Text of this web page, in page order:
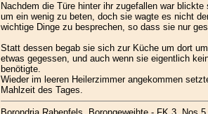
Nachdem die Türe hinter ihr zugefallen war
um ein wenig zu beten, doch sie wagte es nicht
wichtige Dinge zu besprechen, so dass sie nur
Statt dessen begab sie sich zur Küche um dort
etwas gegessen, und auch wenn sie eigentlich
benötigte.
Wieder im leeren Heilerzimmer angekommen
Mahlzeit des Tages.